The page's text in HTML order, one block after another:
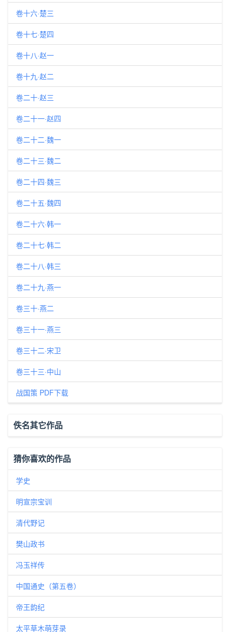
卷十六·楚三
卷十七·楚四
卷十八·赵一
卷十九·赵二
卷二十·赵三
卷二十一·赵四
卷二十二·魏一
卷二十三·魏二
卷二十四·魏三
卷二十五·魏四
卷二十六·韩一
卷二十七·韩二
卷二十八·韩三
卷二十九·燕一
卷三十·燕二
卷三十一·燕三
卷三十二·宋卫
卷三十三·中山
战国策 PDF下载
佚名其它作品
猜你喜欢的作品
学史
明宣宗宝训
清代野记
樊山政书
冯玉祥传
中国通史（第五卷）
帝王韵纪
太平草木萌芽录